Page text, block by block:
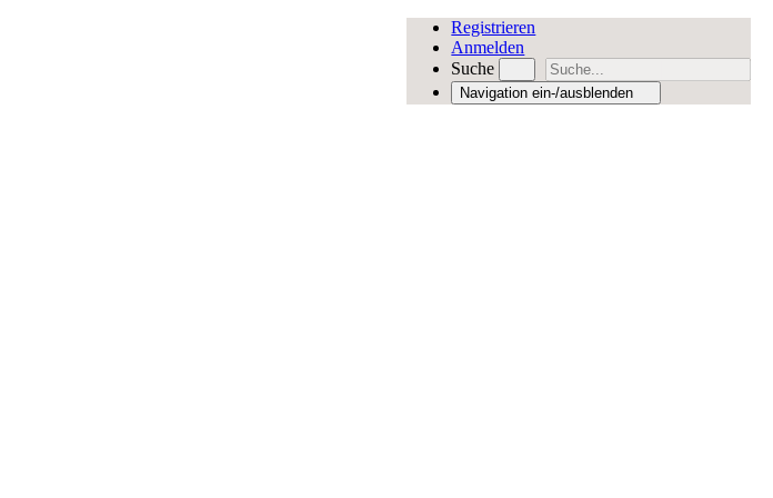
Registrieren
Anmelden
Suche
Navigation ein-/ausblenden